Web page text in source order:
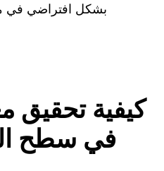
كيفية تحقيق
في سطح